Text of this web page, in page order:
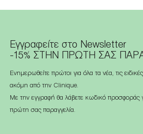
Εγγραφείτε στο Newsletter
-15% ΣΤΗΝ ΠΡΩΤΗ ΣΑΣ
Ενημερωθείτε πρώτοι για όλα τα νέα, τις
ακόμη από την Clinique.
Με την εγγραφή θα λάβετε κωδικό προσφοράς
πρώτη σας παραγγελία.